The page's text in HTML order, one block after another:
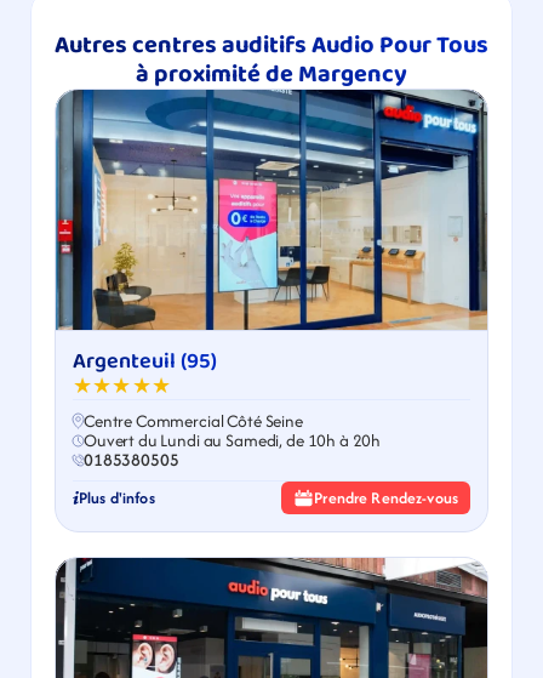
Autres centres auditifs Audio Pour Tous
à proximité de Margency
Argenteuil (95)
★★★★★
Centre Commercial Côté Seine
Ouvert du Lundi au Samedi, de 10h à 20h
0185380505
Plus d'infos Prendre Rendez-vous